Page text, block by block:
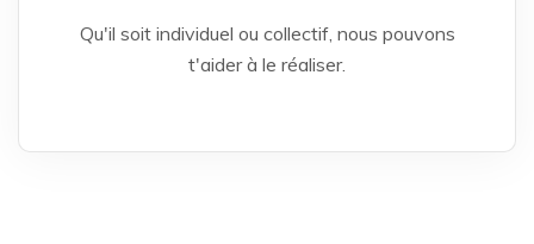
Qu'il soit individuel ou collectif, nous pouvons
t'aider à le réaliser.